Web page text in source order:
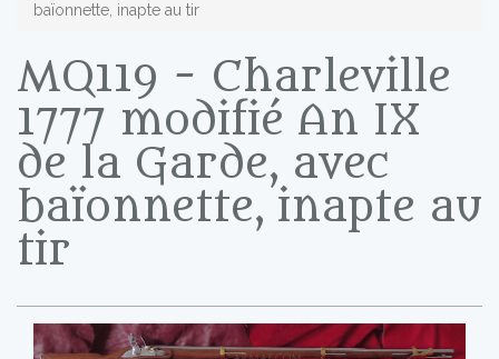
baïonnette, inapte au tir
MQ119 - Charleville
1777 modifié An IX
de la Garde, avec
baïonnette, inapte au
tir